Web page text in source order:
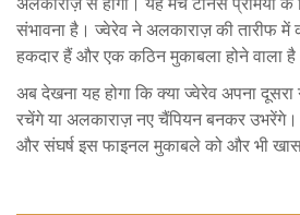
संभावना है। ज्वेरेव ने अलकाराज़ की तारीफ
हकदार हैं और एक कठिन मुकाबला होने वाला
अब देखना यह होगा कि क्या ज्वेरेव अपना
रचेंगे या अलकाराज़ नए चैंपियन बनकर उभरेंगे।
और संघर्ष इस फाइनल मुकाबले को और भी